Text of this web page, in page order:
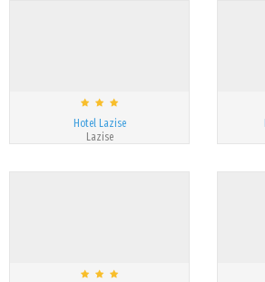
Hotel Lazise
Lazise